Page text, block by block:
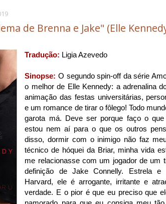
de Brenna e Jake" (Elle
Tradução: Ligia Azevedo
Sinopse: O segundo spin-off da série
o melhor de Elle Kennedy: a adrenalina
animação das festas universitárias,
e um romance de tirar o fôlego! Todo
garota má. Deve ser porque faço o
estou nem aí para o que os outros
disso, dormir com o inimigo não faz
técnico de hóquei da Briar, minha vida
me relacionasse com um jogador de um
definição de Jake Connelly. Estrela
Harvard, ele é arrogante, irritante e
verdade. E o pior é que eu preciso que